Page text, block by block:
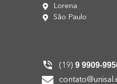
Lorena
São Paulo
(19) 9 9909-